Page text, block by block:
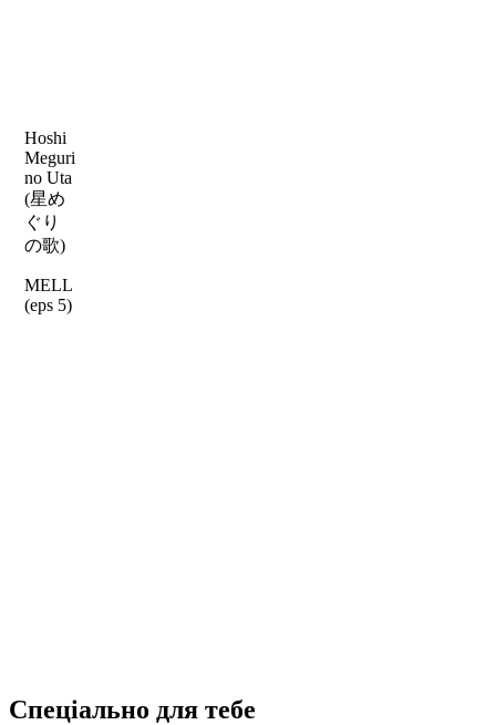
Hoshi
Meguri
no Uta
(星め
ぐり
の歌)
MELL
(eps 5)
Спеціально для тебе